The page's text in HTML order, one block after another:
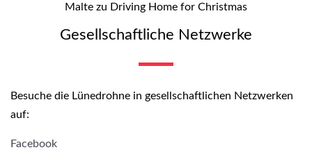
Malte zu Driving Home for Christmas
Gesellschaftliche Netzwerke
Besuche die Lünedrohne in gesellschaftlichen Netzwerken
auf:
Facebook